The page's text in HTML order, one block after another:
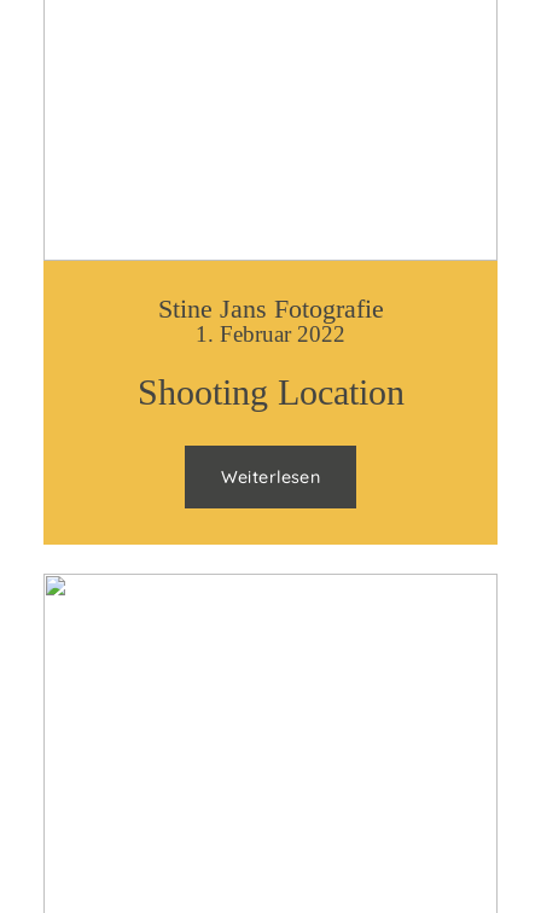
Stine Jans Fotografie
1. Februar 2022
Shooting Location
Weiterlesen